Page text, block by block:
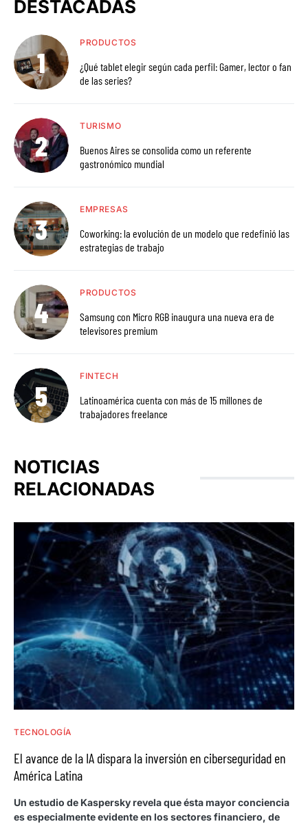
DESTACADAS
PRODUCTOS
¿Qué tablet elegir según cada perfil: Gamer, lector o fan
de las series?
TURISMO
Buenos Aires se consolida como un referente
gastronómico mundial
EMPRESAS
Coworking: la evolución de un modelo que redefinió las
estrategias de trabajo
PRODUCTOS
Samsung con Micro RGB inaugura una nueva era de
televisores premium
FINTECH
Latinoamérica cuenta con más de 15 millones de
trabajadores freelance
NOTICIAS
RELACIONADAS
TECNOLOGÍA
El avance de la IA dispara la inversión en ciberseguridad en
América Latina
Un estudio de Kaspersky revela que ésta mayor conciencia
es especialmente evidente en los sectores financiero, de